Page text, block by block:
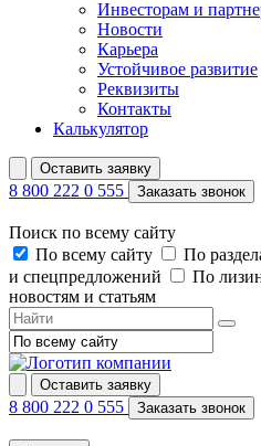
Инвесторам и
Новости
Карьера
Устойчивое развитие
Реквизиты
Контакты
Калькулятор
Оставить заявку
8 800 222 0 555 Заказать звонок
Поиск по всему сайту
По всему сайту
По
и спецпредложений
По
новостям и статьям
Оставить заявку
8 800 222 0 555 Заказать звонок